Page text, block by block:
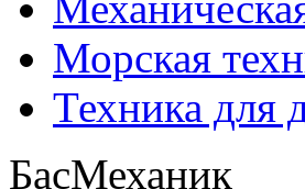
Морская
Техника для
БасМеханик